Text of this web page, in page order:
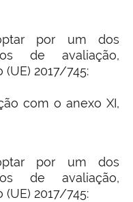
por um dos
de avaliação,
2017/745:
com o anexo XI,
por um dos
de avaliação,
2017/745: